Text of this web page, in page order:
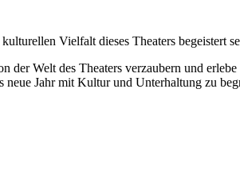
Vielfalt dieses Theaters begeistert
Welt des Theaters verzaubern und erlebe
Jahr mit Kultur und Unterhaltung zu